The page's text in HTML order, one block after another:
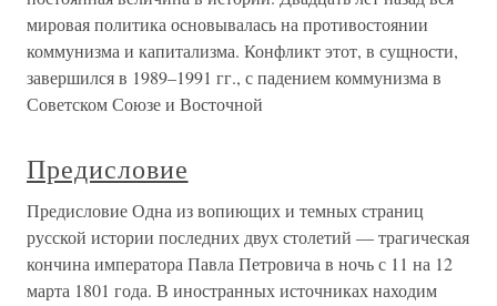
мировая политика основывалась на противостоянии
коммунизма и капитализма. Конфликт этот, в сущности,
завершился в 1989–1991 гг., с падением коммунизма в
Советском Союзе и Восточной
Предисловие
Предисловие Одна из вопиющих и темных страниц
русской истории последних двух столетий — трагическая
кончина императора Павла Петровича в ночь с 11 на 12
марта 1801 года. В иностранных источниках находим